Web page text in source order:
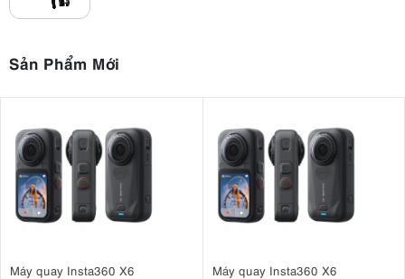
Người dùng có thể dễ dàng chuyển đổi giữa:
Ánh sáng trung tính phù hợp với quay phim và phỏng vấn.
cầu sử dụng thêm gel màu trong quá trình làm việc.
Sản Phẩm Mới
Máy quay Insta360 X6
Máy quay Insta360 X6